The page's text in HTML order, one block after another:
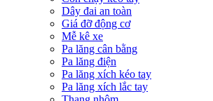
Dây đai an toàn
Giá đỡ động cơ
Mễ kê xe
Pa lăng cân bằng
Pa lăng điện
Pa lăng xích kéo tay
Pa lăng xích lắc tay